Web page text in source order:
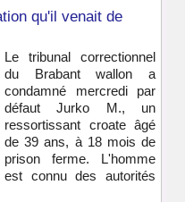
qu'il venait de
Le tribunal correctionnel
du Brabant wallon a
condamné mercredi par
défaut Jurko M., un
ressortissant croate âgé
de 39 ans, à 18 mois de
prison ferme. L'homme
est connu des autorités